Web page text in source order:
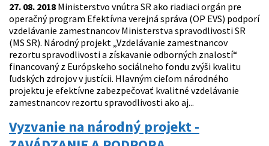
27. 08. 2018 Ministerstvo vnútra SR ako riadiaci orgán pre
operačný program Efektívna verejná správa (OP EVS) podporí
vzdelávanie zamestnancov Ministerstva spravodlivosti SR
(MS SR). Národný projekt „Vzdelávanie zamestnancov
rezortu spravodlivosti a získavanie odborných znalostí“
financovaný z Európskeho sociálneho fondu zvýši kvalitu
ľudských zdrojov v justícii. Hlavným cieľom národného
projektu je efektívne zabezpečovať kvalitné vzdelávanie
zamestnancov rezortu spravodlivosti ako aj...
Vyzvanie na národný projekt -